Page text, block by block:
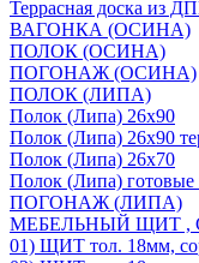
Террасная доска из
ВАГОНКА (ОСИНА)
ПОЛОК (ОСИНА)
ПОГОНАЖ (ОСИНА)
ПОЛОК (ЛИПА)
Полок (Липа) 26х90
Полок (Липа) 26х90
Полок (Липа) 26х70
Полок (Липа) готовые
ПОГОНАЖ (ЛИПА)
МЕБЕЛЬНЫЙ ЩИТ ,
01) ЩИТ тол. 18мм,